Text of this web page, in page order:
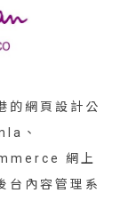
的網頁設計公
、
網上
台內容管理系